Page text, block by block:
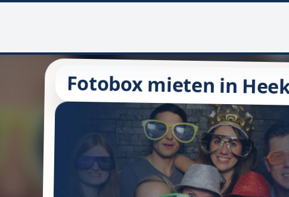
Fotobox mieten in Heek